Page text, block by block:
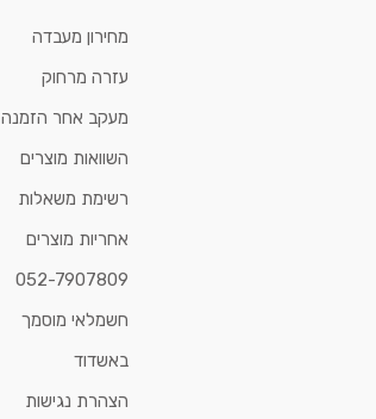
מחירון מעבדה
עזרה מרחוק
מעקב אחר הזמנה
השוואות מוצרים
רשימת משאלות
אחריות מוצרים
052-7907809
חשמלאי מוסמך
באשדוד
הצהרת נגישות